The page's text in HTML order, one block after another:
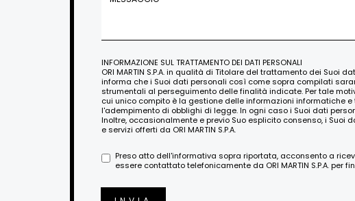
INFORMAZIONE SUL TRATTAMENTO DEI DATI PERSONALI
ORI MARTIN S.P.A. in qualità di Titolare del trattamento dei Suoi
informa che i Suoi dati personali così come sopra compilati
strumentali al perseguimento delle finalità indicate. Per tale
cui unico compito è la gestione delle informazioni informatiche
l'adempimento di obblighi di legge. In ogni caso i Suoi dati
Inoltre, occasionalmente e previo Suo esplicito consenso, i
e servizi offerti da ORI MARTIN S.P.A.
Preso atto dell'informativa sopra riportata, acconsento a
essere contattato telefonicamente da ORI MARTIN S.P.A. per